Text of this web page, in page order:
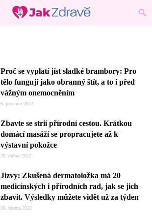
Proč se vyplatí jíst sladké brambory: Pro
tělo fungují jako obranný štít, a to i před
vážným onemocněním
6. prosince 2022
Zbavte se strií přírodní cestou. Krátkou
domácí masáží se propracujete až k
výstavní pokožce
20. dubna 2022
Jizvy: Zkušená dermatoložka má 20
medicínských i přírodních rad, jak se jich
zbavit. Výsledky můžete vidět už za týden
30. března 2022